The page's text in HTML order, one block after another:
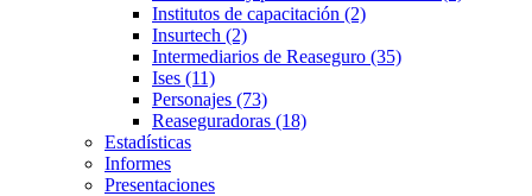
Institutos de capacitación (2)
Insurtech (2)
Intermediarios de Reaseguro (35)
Ises (11)
Personajes (73)
Reaseguradoras (18)
Estadísticas
Informes
Presentaciones